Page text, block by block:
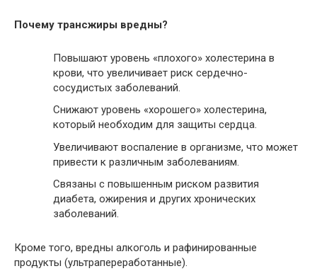
Почему трансжиры вредны?
Повышают уровень «плохого» холестерина в
крови, что увеличивает риск сердечно-
сосудистых заболеваний.
Снижают уровень «хорошего» холестерина,
который необходим для защиты сердца.
Увеличивают воспаление в организме, что может
привести к различным заболеваниям.
Связаны с повышенным риском развития
диабета, ожирения и других хронических
заболеваний.
Кроме того, вредны алкоголь и рафинированные
продукты (ультрапереработанные).